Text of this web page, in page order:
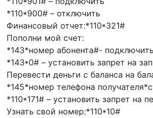
*110*900# – отключить
Финансовый отчет:*110*321#
Пополни мой счет:
*143*номер абонента#- подключить
*143*0# – установить запрет на
Перевести деньги с баланса на
*145*номер телефона
*110*171# – установить запрет на
Узнать свой номер:*110*10#